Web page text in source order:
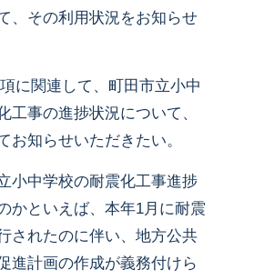
、その利用状況をお知らせ
に関連して、町田市立小中
工事の進捗状況について、
お知らせいただきたい。
小中学校の耐震化工事進捗
かといえば、本年1月に耐震
されたのに伴い、地方公共
進計画の作成が義務付けら